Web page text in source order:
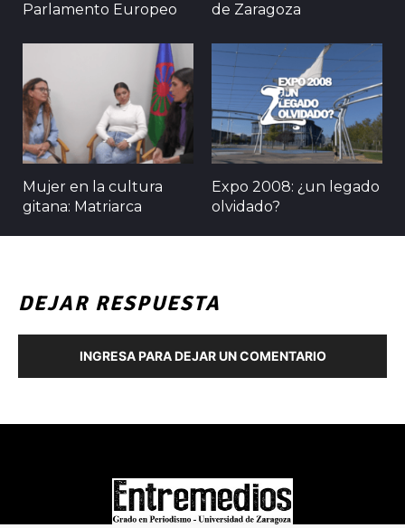
Parlamento Europeo
de Zaragoza
Mujer en la cultura
gitana: Matriarca
Expo 2008: ¿un legado
olvidado?
DEJAR RESPUESTA
INGRESA PARA DEJAR UN COMENTARIO